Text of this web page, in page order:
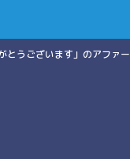
とうございます」のアフ